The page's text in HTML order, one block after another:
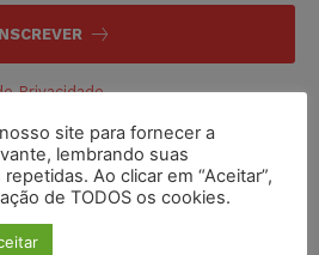
Privacidade.
site para fornecer a
lembrando suas
Ao clicar em “Aceitar”,
de TODOS os cookies.